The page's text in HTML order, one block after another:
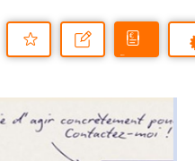
dossier
Nous
Demander